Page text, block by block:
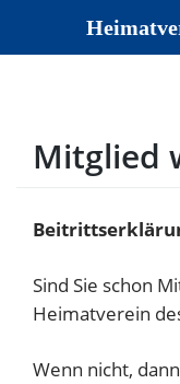
Mitglied
Sind Sie schon
Heimatverein
Wenn nicht,